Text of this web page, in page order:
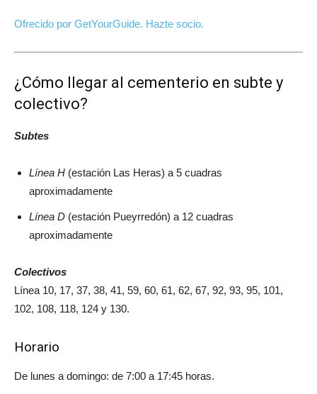
Ofrecido por GetYourGuide. Hazte socio.
¿Cómo llegar al cementerio en subte y
colectivo?
Subtes
Línea H (estación Las Heras) a 5 cuadras
aproximadamente
Línea D (estación Pueyrredón) a 12 cuadras
aproximadamente
Colectivos
Línea 10, 17, 37, 38, 41, 59, 60, 61, 62, 67, 92, 93, 95, 101,
102, 108, 118, 124 y 130.
Horario
De lunes a domingo: de 7:00 a 17:45 horas.